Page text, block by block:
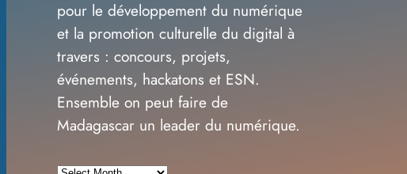
pour le développement du numérique
et la promotion culturelle du digital à
travers : concours, projets,
événements, hackatons et ESN.
Ensemble on peut faire de
Madagascar un leader du numérique.